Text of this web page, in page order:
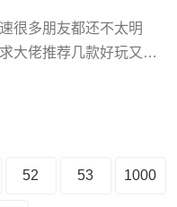
节的游戏。游戏多以感
很多朋友都还不太明
大佬推荐几款好玩又有
到玩手游的赛车的话就
拐弯的时候一个加速非
到那里，开着车一样非
52 53 1000